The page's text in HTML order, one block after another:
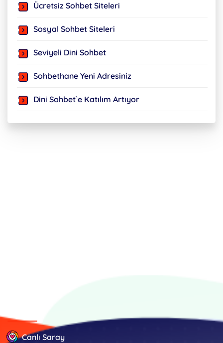
Ücretsiz Sohbet Siteleri
Sosyal Sohbet Siteleri
Seviyeli Dini Sohbet
Sohbethane Yeni Adresiniz
Dini Sohbet`e Katılım Artıyor
Canlı Saray